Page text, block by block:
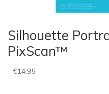
Silhouette
PixScan™
€14,95